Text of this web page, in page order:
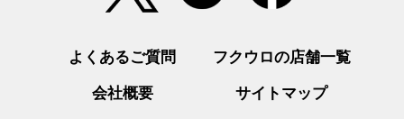
よくあるご質問 フクウロの店舗一覧
会社概要 サイトマップ